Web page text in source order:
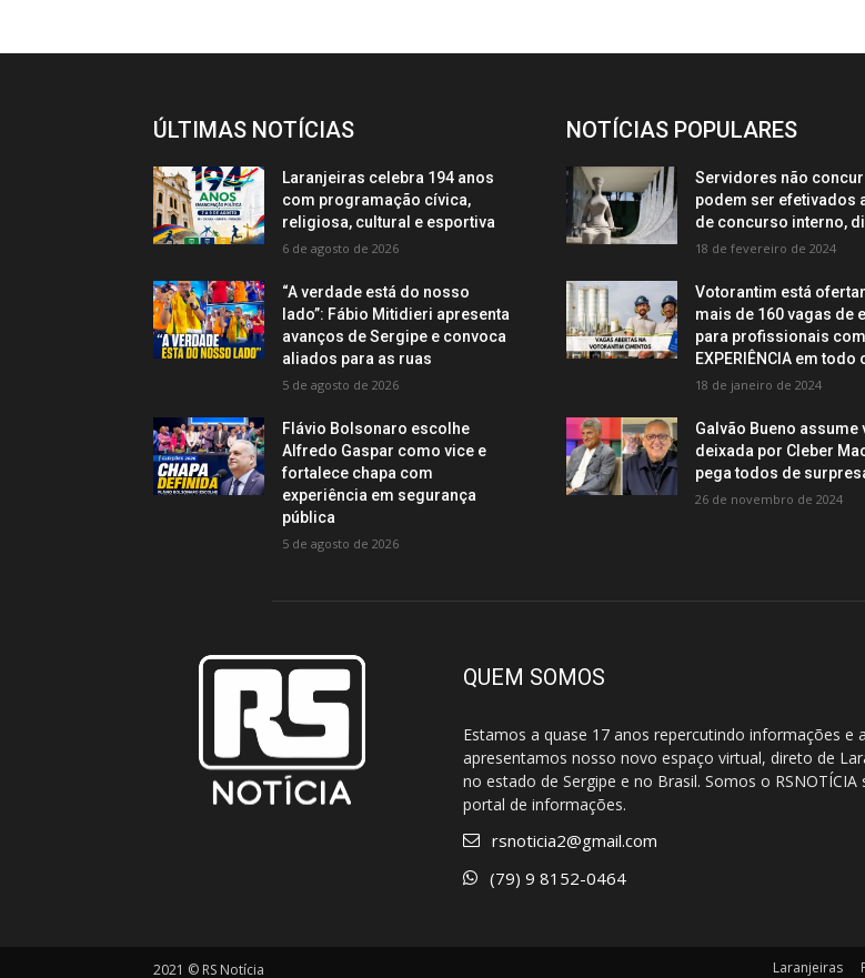
ÚLTIMAS NOTÍCIAS
Laranjeiras celebra 194 anos
com programação cívica,
religiosa, cultural e esportiva
6 de agosto de 2026
“A verdade está do nosso
lado”: Fábio Mitidieri apresenta
avanços de Sergipe e convoca
aliados para as ruas
5 de agosto de 2026
Flávio Bolsonaro escolhe
Alfredo Gaspar como vice e
fortalece chapa com
experiência em segurança
pública
5 de agosto de 2026
NOTÍCIAS POPULARES
Servidores não
podem ser efetivados
de concurso interno,
18 de fevereiro de 2024
Votorantim está
mais de 160 vagas de
para profissionais com
EXPERIÊNCIA em todo
18 de janeiro de 2024
Galvão Bueno assume
deixada por Cleber
pega todos de
26 de novembro de 2024
QUEM SOMOS
Estamos a quase 17 anos repercutindo informações e
apresentamos nosso novo espaço virtual, direto de
no estado de Sergipe e no Brasil. Somos o RSNOTÍCIA
portal de informações.
rsnoticia2@gmail.com
(79) 9 8152-0464
2021 © RS Notícia Laranjeiras